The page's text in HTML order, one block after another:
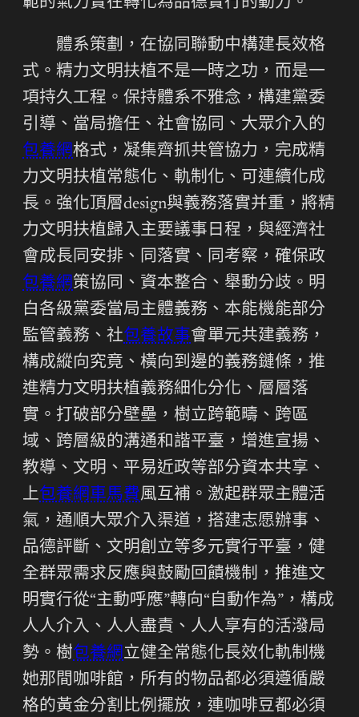
體系策劃，在協同聯動中構建長效格
式。精力文明扶植不是一時之功，而是一
項持久工程。保持體系不雅念，構建黨委
引導、當局擔任、社會協同、大眾介入的
包養網格式，凝集齊抓共管協力，完成精
力文明扶植常態化、軌制化、可連續化成
長。強化頂層design與義務落實并重，將精
力文明扶植歸入主要議事日程，與經濟社
會成長同安排、同落實、同考察，確保政
包養網策協同、資本整合、舉動分歧。明
白各級黨委當局主體義務、本能機能部分
監管義務、社包養故事會單元共建義務，
構成縱向究竟、橫向到邊的義務鏈條，推
進精力文明扶植義務細化分化、層層落
實。打破部分壁壘，樹立跨範疇、跨區
域、跨層級的溝通和諧平臺，增進宣揚、
教導、文明、平易近政等部分資本共享、
上包養網車馬費風互補。激起群眾主體活
氣，通順大眾介入渠道，搭建志愿辦事、
品德評斷、文明創立等多元實行平臺，健
全群眾需求反應與鼓勵回饋機制，推進文
明實行從“主動呼應”轉向“自動作為”，構成
人人介入、人人盡責、人人享有的活潑局
勢。樹包養網立健全常態化長效化軌制機
她那間咖啡館，所有的物品都必須遵循嚴
格的黃金分割比例擺放，連咖啡豆都必須